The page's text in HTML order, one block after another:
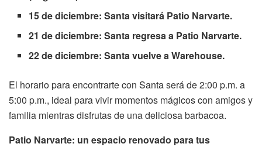
15 de diciembre: Santa visitará Patio Narvarte.
21 de diciembre: Santa regresa a Patio Narvarte.
22 de diciembre: Santa vuelve a Warehouse.
El horario para encontrarte con Santa será de 2:00 p.m. a
5:00 p.m., ideal para vivir momentos mágicos con amigos y
familia mientras disfrutas de una deliciosa barbacoa.
Patio Narvarte: un espacio renovado para tus